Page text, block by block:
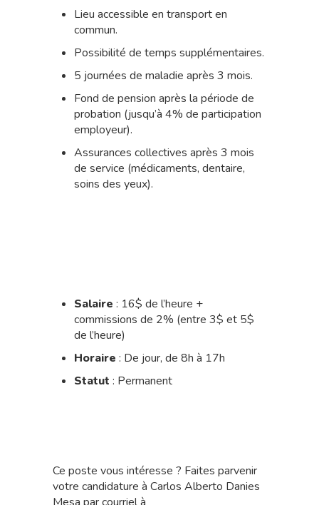
Lieu accessible en transport en
commun.
Possibilité de temps supplémentaires.
5 journées de maladie après 3 mois.
Fond de pension après la période de
probation (jusqu’à 4% de participation
employeur).
Assurances collectives après 3 mois
de service (médicaments, dentaire,
soins des yeux).
Salaire : 16$ de l’heure +
commissions de 2% (entre 3$ et 5$
de l’heure)
Horaire : De jour, de 8h à 17h
Statut : Permanent
Ce poste vous intéresse ? Faites parvenir
votre candidature à Carlos Alberto Danies